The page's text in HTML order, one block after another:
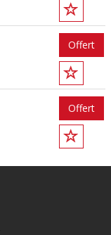
Offert
Offert